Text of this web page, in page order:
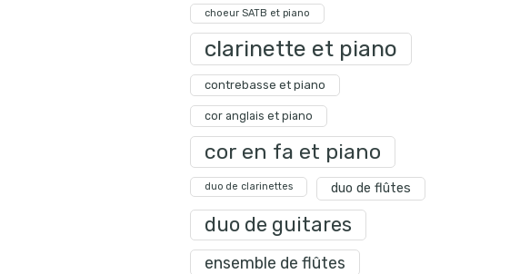
choeur SATB et piano
clarinette et piano
contrebasse et piano
cor anglais et piano
cor en fa et piano
duo de clarinettes duo de flûtes
duo de guitares
ensemble de flûtes